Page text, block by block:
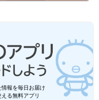
報を毎日お届け
る無料アプリ